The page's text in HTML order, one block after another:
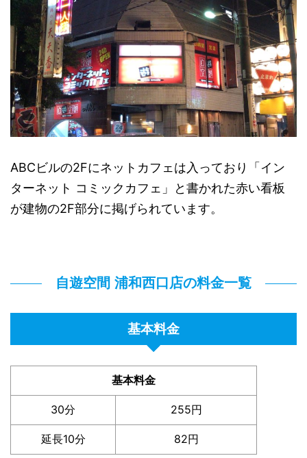
ABCビルの2Fにネットカフェは入っており「イン
ターネット コミックカフェ」と書かれた赤い看板
が建物の2F部分に掲げられています。
自遊空間 浦和西口店の料金一覧
基本料金
基本料金
30分 255円
延長10分 82円